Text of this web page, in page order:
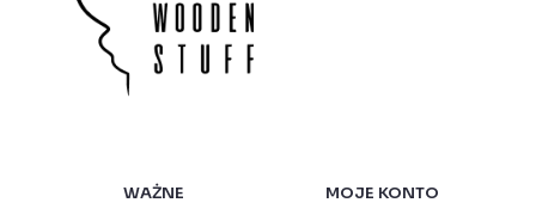
WAŻNE
MOJE KONTO